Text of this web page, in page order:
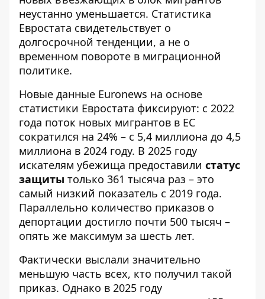
неустанно уменьшается. Статистика
Евростата свидетельствует о
долгосрочной тенденции, а не о
временном повороте в миграционной
политике.
Новые данные Euronews на основе
статистики Евростата фиксируют: с 2022
года поток новых мигрантов в ЕС
сократился на 24% – с 5,4 миллиона до 4,5
миллиона в 2024 году. В 2025 году
искателям убежища предоставили статус
защиты только 361 тысяча раз – это
самый низкий показатель с 2019 года.
Параллельно количество приказов о
депортации достигло почти 500 тысяч –
опять же максимум за шесть лет.
Фактически выслали значительно
меньшую часть всех, кто получил такой
приказ. Однако в 2025 году